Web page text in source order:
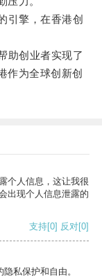
擎，在香港创
创业者实现了
作为全球创新创
个人信息，这让我很
出现个人信息泄露的
支持[0] 反对[0]
私保护和自由。